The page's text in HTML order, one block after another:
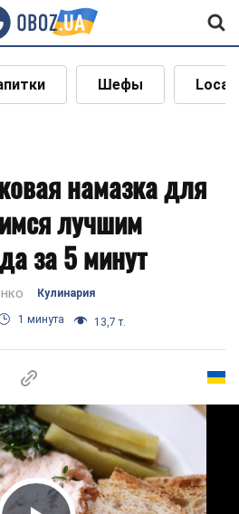
Шефы Local
намазка для
лучшим
за 5 минут
Кулинария
1 минута 13,7 т.